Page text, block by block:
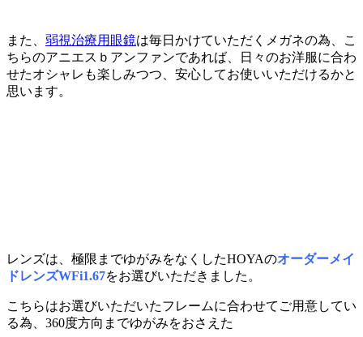
また、 弱視治療用眼鏡は毎日かけていただくメガネの為、こ
ちらのアニエスｂアンファンであれば、日々のお洋服に合わ
せたオシャレも楽しみつつ、安心してお使いいただけるかと
思います。
レンズは、極限までゆがみをなくしたHOYAのオーダーメイ
ドレンズWFi1.67をお選びいただきました。
こちらはお選びいただいたフレームに合わせてご用意してい
る為、360度方向までゆがみをおさえた